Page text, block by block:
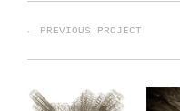
← PREVIOUS PROJECT